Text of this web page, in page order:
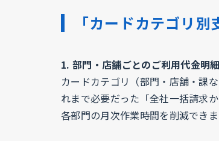
「カードカテゴリ
1. 部門・店舗ごとのご利用代金明
カードカテゴリ（部門・店舗・課
れまで必要だった「全社一括請求
各部門の月次作業時間を削減できま